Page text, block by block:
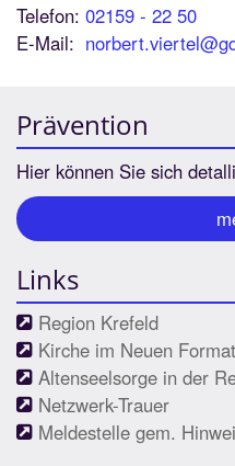
Telefon: 02159 - 22 50
E-Mail:
Prävention
Hier können Sie sich
Links
Region Krefeld
Kirche im Neuen
Altenseelsorge in der
Netzwerk-Trauer
Meldestelle gem.